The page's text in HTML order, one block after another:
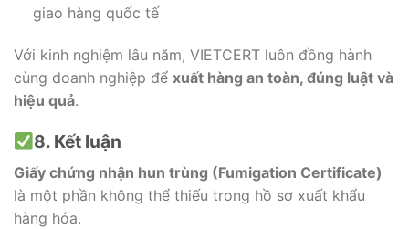
giao hàng quốc tế
Với kinh nghiệm lâu năm, VIETCERT luôn đồng hành
cùng doanh nghiệp để xuất hàng an toàn, đúng luật và
hiệu quả.
8. Kết luận
Giấy chứng nhận hun trùng (Fumigation Certificate)
là một phần không thể thiếu trong hồ sơ xuất khẩu
hàng hóa.